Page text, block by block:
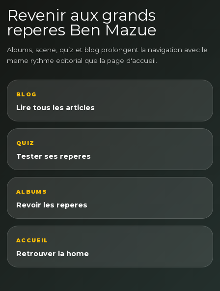
Revenir aux grands
reperes Ben Mazue
Albums, scene, quiz et blog prolongent la navigation avec le
meme rythme editorial que la page d'accueil.
BLOG
Lire tous les articles
QUIZ
Tester ses reperes
ALBUMS
Revoir les reperes
ACCUEIL
Retrouver la home